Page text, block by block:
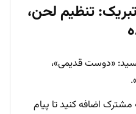
تنظیم لحن،
«دوست قدیمی»،
مشترک اضافه کنید تا پیام